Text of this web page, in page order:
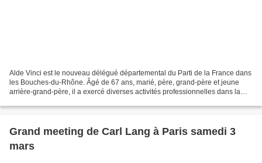
Alde Vinci est le nouveau délégué départemental du Parti de la France dans
les Bouches-du-Rhône. Âgé de 67 ans, marié, père, grand-père et jeune
arrière-grand-père, il a exercé diverses activités professionnelles dans la
Grand meeting de Carl Lang à Paris samedi 3
mars